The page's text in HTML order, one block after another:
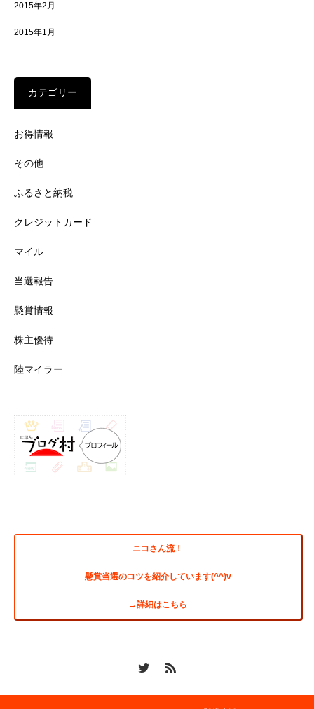
2015年2月
2015年1月
カテゴリー
お得情報
その他
ふるさと納税
クレジットカード
マイル
当選報告
懸賞情報
株主優待
陸マイラー
ニコさん流！
懸賞当選のコツを紹介しています(^^)v
→詳細はこちら